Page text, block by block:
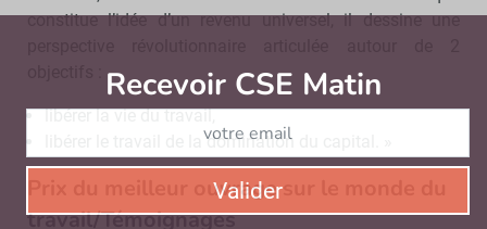
constitue l’idée d’un revenu universel, il dessine une
libérer la vie du travail,
libérer le travail de la domination du capital. »
Prix du meilleur ouvrage sur le monde du
travail/Témoignages
Recevoir CSE Matin
Valider